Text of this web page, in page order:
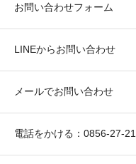
お問い合わせフォーム
LINEからお問い合わせ
メールでお問い合わせ
電話をかける：0856-27-